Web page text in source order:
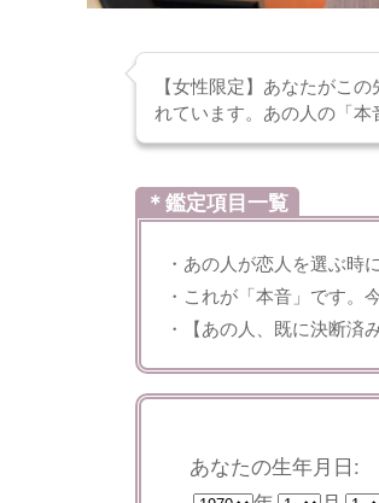
【女性限定】あなたがこ
れています。あの人の「
＊鑑定項目一覧
・あの人が恋人を選ぶ時
・これが「本音」です。
・【あの人、既に決断済
あなたの生年月日: